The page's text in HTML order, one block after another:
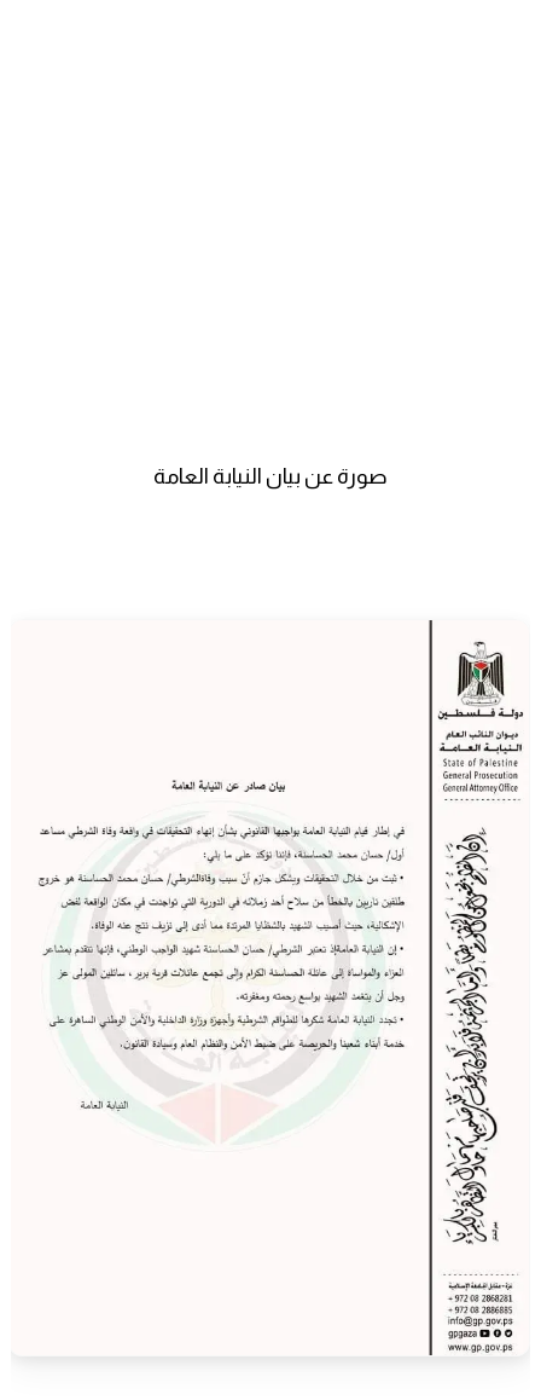
صورة عن بيان النيابة العامة